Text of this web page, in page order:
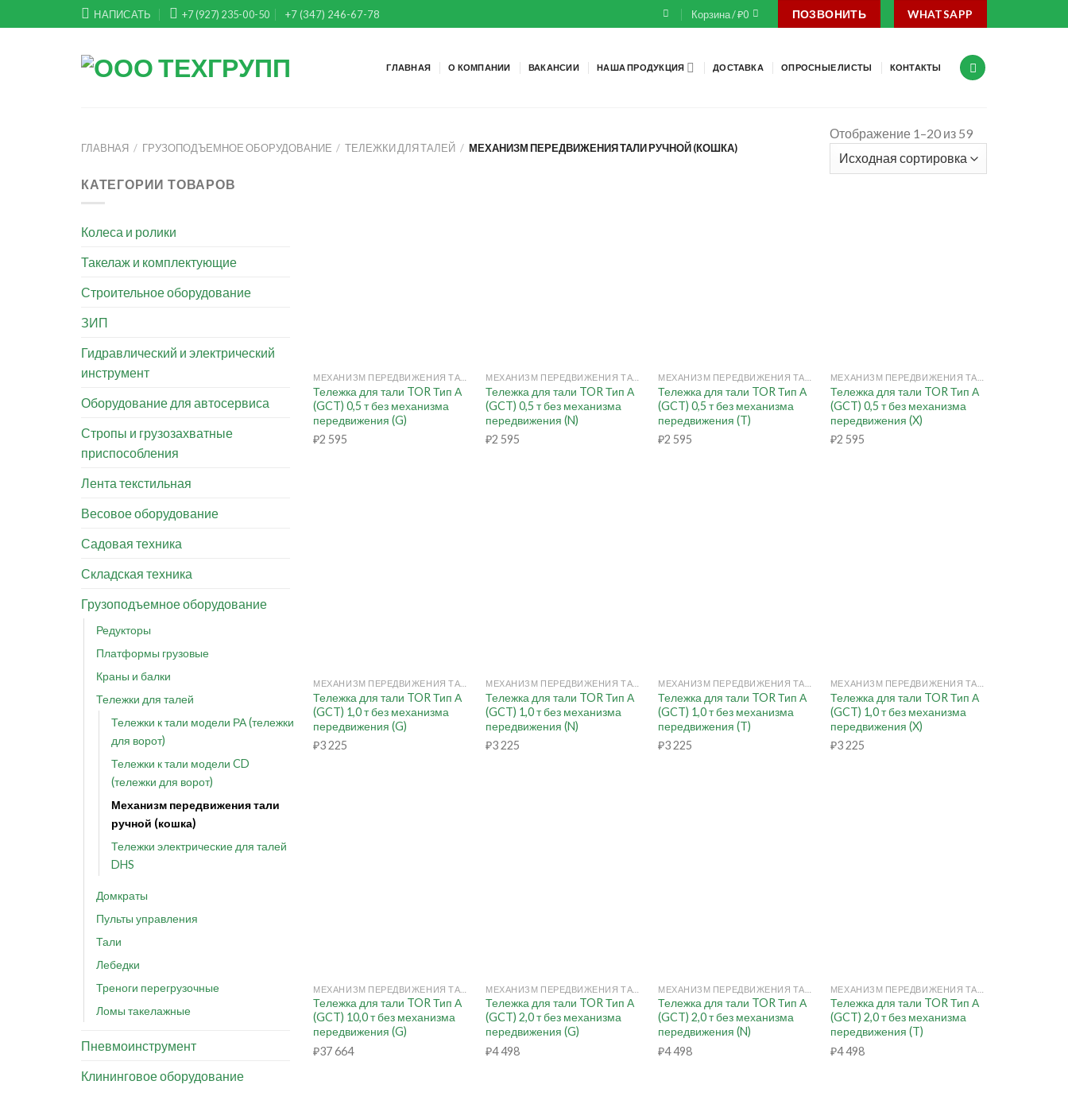
to
НАПИСАТЬ +7 (927) 235-00-50 +7 (347) 246-67-78 Корзина /₽0 ПОЗВОНИТЬ WHATSAPP
ГЛАВНАЯ О КОМПАНИИ ВАКАНСИИ НАША ПРОДУКЦИЯ ДОСТАВКА ОПРОСНЫЕ ЛИСТЫ КОНТАКТЫ
ГЛАВНАЯ / ГРУЗОПОДЪЕМНОЕ ОБОРУДОВАНИЕ / ТЕЛЕЖКИ ДЛЯ ТАЛЕЙ / МЕХАНИЗМ ПЕРЕДВИЖЕНИЯ ТАЛИ РУЧНОЙ (КОШКА)
Отображение 1–20 из 59
КАТЕГОРИИ ТОВАРОВ
Колеса и ролики
Такелаж и комплектующие
Строительное оборудование
ЗИП
Гидравлический и электрический
инструмент
Оборудование для автосервиса
Стропы и грузозахватные
приспособления
Лента текстильная
Весовое оборудование
Садовая техника
Складская техника
Грузоподъемное оборудование
Редукторы
Платформы грузовые
Краны и балки
Тележки для талей
Тележки к тали модели РА (тележки
для ворот)
Тележки к тали модели CD
(тележки для ворот)
Механизм передвижения тали
ручной (кошка)
Тележки электрические для талей
DHS
Домкраты
Пульты управления
Тали
Лебедки
Треноги перегрузочные
Ломы такелажные
Пневмоинструмент
Клининговое оборудование
Тележка для тали TOR Тип А
(GCT) 0,5 т без механизма
передвижения (G)
₽2 595
Тележка для тали TOR Тип А
(GCT) 0,5 т без механизма
передвижения (N)
₽2 595
Тележка для тали TOR Тип А
(GCT) 0,5 т без механизма
передвижения (T)
₽2 595
Тележка для тали TOR Тип А
(GCT) 0,5 т без механизма
передвижения (X)
₽2 595
Тележка для тали TOR Тип А
(GCT) 1,0 т без механизма
передвижения (G)
₽3 225
Тележка для тали TOR Тип А
(GCT) 1,0 т без механизма
передвижения (N)
₽3 225
Тележка для тали TOR Тип А
(GCT) 1,0 т без механизма
передвижения (T)
₽3 225
Тележка для тали TOR Тип А
(GCT) 1,0 т без механизма
передвижения (X)
₽3 225
Тележка для тали TOR Тип А
(GCT) 10,0 т без механизма
передвижения (G)
₽37 664
Тележка для тали TOR Тип А
(GCT) 2,0 т без механизма
передвижения (G)
₽4 498
Тележка для тали TOR Тип А
(GCT) 2,0 т без механизма
передвижения (N)
₽4 498
Тележка для тали TOR Тип А
(GCT) 2,0 т без механизма
передвижения (T)
₽4 498